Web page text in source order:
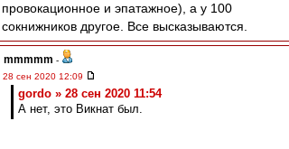
провокационное и эпатажное), а у 100
сокнижников другое. Все высказываются.
mmmmm -
28 сен 2020 12:09
gordo » 28 сен 2020 11:54
А нет, это Викнат был.